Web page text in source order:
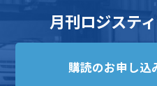
月刊ロジステ
購読のお申し込